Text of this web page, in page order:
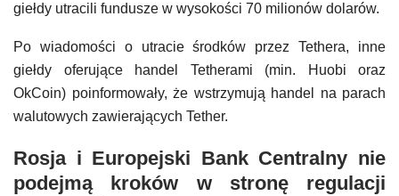
giełdy utracili fundusze w wysokości 70 milionów dolarów.
Po wiadomości o utracie środków przez Tethera, inne
giełdy oferujące handel Tetherami (min. Huobi oraz
OkCoin) poinformowały, że wstrzymują handel na parach
walutowych zawierających Tether.
Rosja i Europejski Bank Centralny nie
podejmą kroków w stronę regulacji